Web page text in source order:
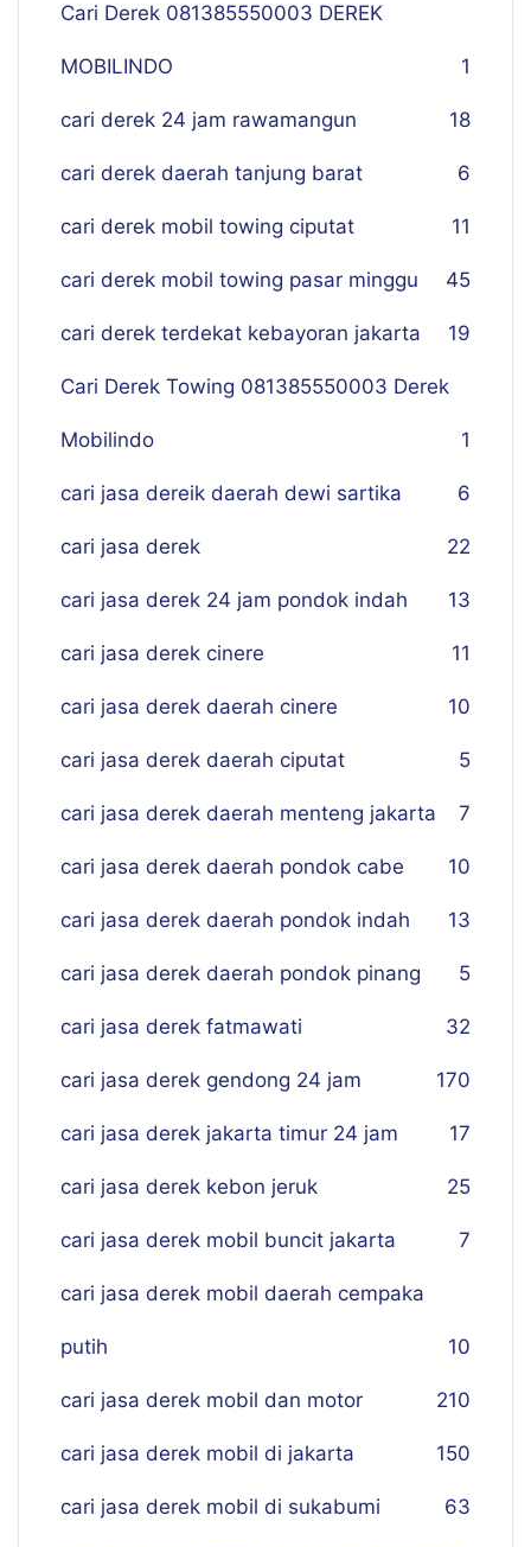
Cari Derek 081385550003 DEREK
MOBILINDO 1
cari derek 24 jam rawamangun 18
cari derek daerah tanjung barat 6
cari derek mobil towing ciputat 11
cari derek mobil towing pasar minggu 45
cari derek terdekat kebayoran jakarta 19
Cari Derek Towing 081385550003 Derek
Mobilindo 1
cari jasa dereik daerah dewi sartika 6
cari jasa derek 22
cari jasa derek 24 jam pondok indah 13
cari jasa derek cinere 11
cari jasa derek daerah cinere 10
cari jasa derek daerah ciputat 5
cari jasa derek daerah menteng jakarta 7
cari jasa derek daerah pondok cabe 10
cari jasa derek daerah pondok indah 13
cari jasa derek daerah pondok pinang 5
cari jasa derek fatmawati 32
cari jasa derek gendong 24 jam 170
cari jasa derek jakarta timur 24 jam 17
cari jasa derek kebon jeruk 25
cari jasa derek mobil buncit jakarta 7
cari jasa derek mobil daerah cempaka
putih 10
cari jasa derek mobil dan motor 210
cari jasa derek mobil di jakarta 150
cari jasa derek mobil di sukabumi 63